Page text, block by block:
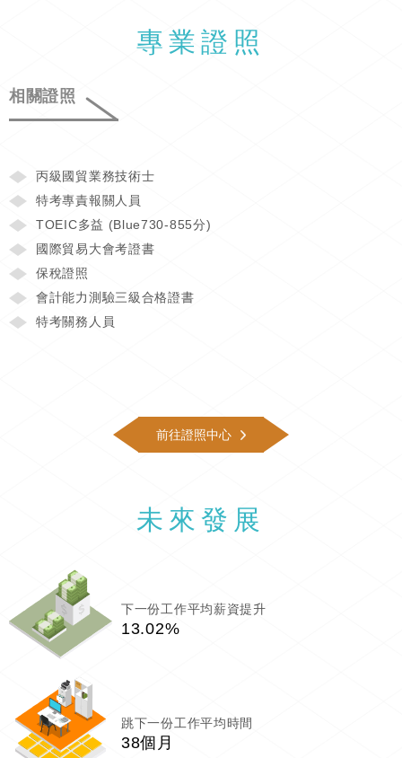
專業證照
相關證照
丙級國貿業務技術士
特考專責報關人員
TOEIC多益 (Blue730-855分)
國際貿易大會考證書
保稅證照
會計能力測驗三級合格證書
特考關務人員
前往證照中心
未來發展
下一份工作平均薪資提升
13.02%
跳下一份工作平均時間
38個月